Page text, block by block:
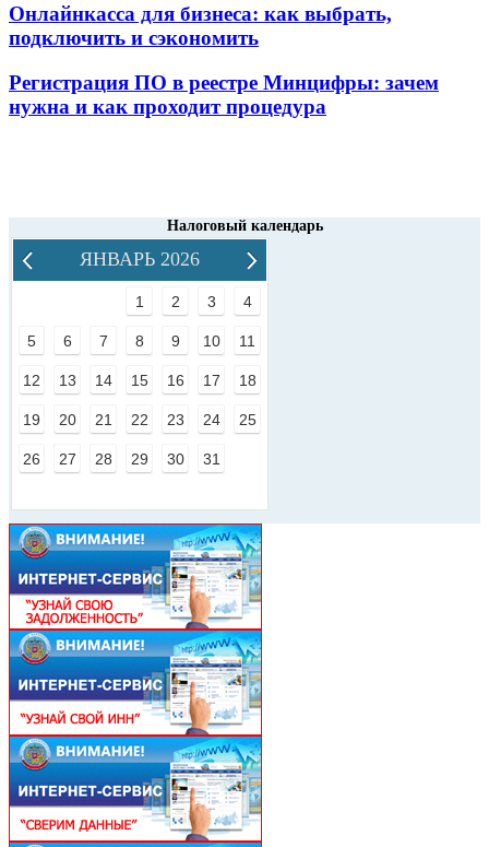
Онлайнкасса для бизнеса: как выбрать,
подключить и сэкономить
Регистрация ПО в реестре Минцифры: зачем
нужна и как проходит процедура
Налоговый календарь
ЯНВАРЬ 2026
1 2 3 4
5 6 7 8 9 10 11
12 13 14 15 16 17 18
19 20 21 22 23 24 25
26 27 28 29 30 31